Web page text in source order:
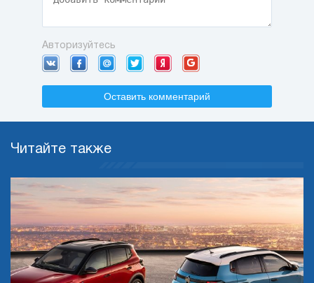
Авторизуйтесь
Оставить комментарий
Читайте также